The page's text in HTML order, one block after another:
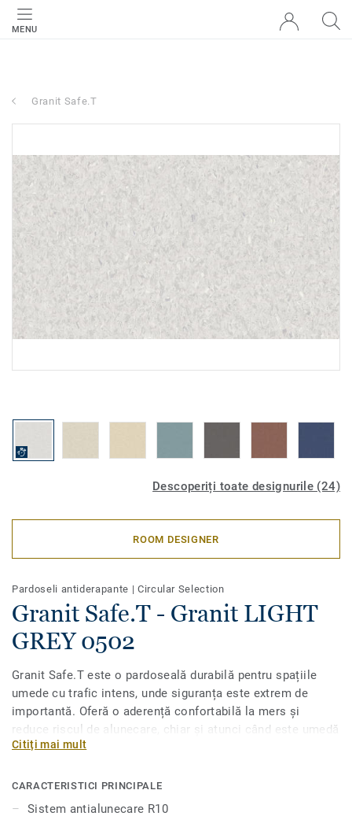
MENU
Granit Safe.T
Descoperiți toate designurile (24)
ROOM DESIGNER
Pardoseli antiderapante | Circular Selection
Granit Safe.T - Granit LIGHT
GREY 0502
Granit Safe.T este o pardoseală durabilă pentru spațiile
umede cu trafic intens, unde siguranța este extrem de
importantă. Oferă o aderență confortabilă la mers și
reduce riscul de alunecare, chiar și atunci când este umedă
sau stropită cu săpun. Și pentru a o menține în permanență
Safety Clean XP protejează împotriva petelor și ușurează
întreținerea pardoselii pentru umezeală. Cele 24 culori sunt
Citiți mai mult
CARACTERISTICI PRINCIPALE
Sistem antialunecare R10